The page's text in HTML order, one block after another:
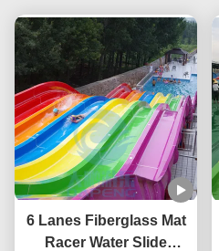
6 Lanes Fiberglass Mat
Racer Water Slide